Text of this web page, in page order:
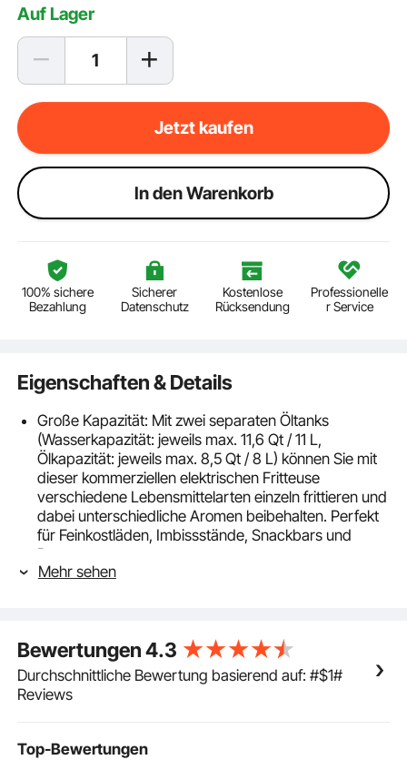
Auf Lager
Jetzt kaufen
ln den Warenkorb
100% sichere
Bezahlung
Sicherer
Datenschutz
Kostenlose
Rücksendung
Professionelle
r Service
Eigenschaften & Details
Große Kapazität: Mit zwei separaten Öltanks
(Wasserkapazität: jeweils max. 11,6 Qt / 11 L,
Ölkapazität: jeweils max. 8,5 Qt / 8 L) können Sie mit
dieser kommerziellen elektrischen Fritteuse
verschiedene Lebensmittelarten einzeln frittieren und
dabei unterschiedliche Aromen beibehalten. Perfekt
für Feinkostläden, Imbissstände, Snackbars und
Partys
Heißes Essen im Handumdrehen: Haben Sie keine
Zeit auf die gewünschte Temperatur erhitzen kann.
Es wird gleich heiß! Sie können Ihr Essen schnell und
gründlich zubereiten
bis 392 °F) einstellen. Egal was passiert, Sie sind
Mehr sehen
Bewertungen4.3
Durchschnittliche Bewertung basierend auf: #$1#
Reviews
Top-Bewertungen